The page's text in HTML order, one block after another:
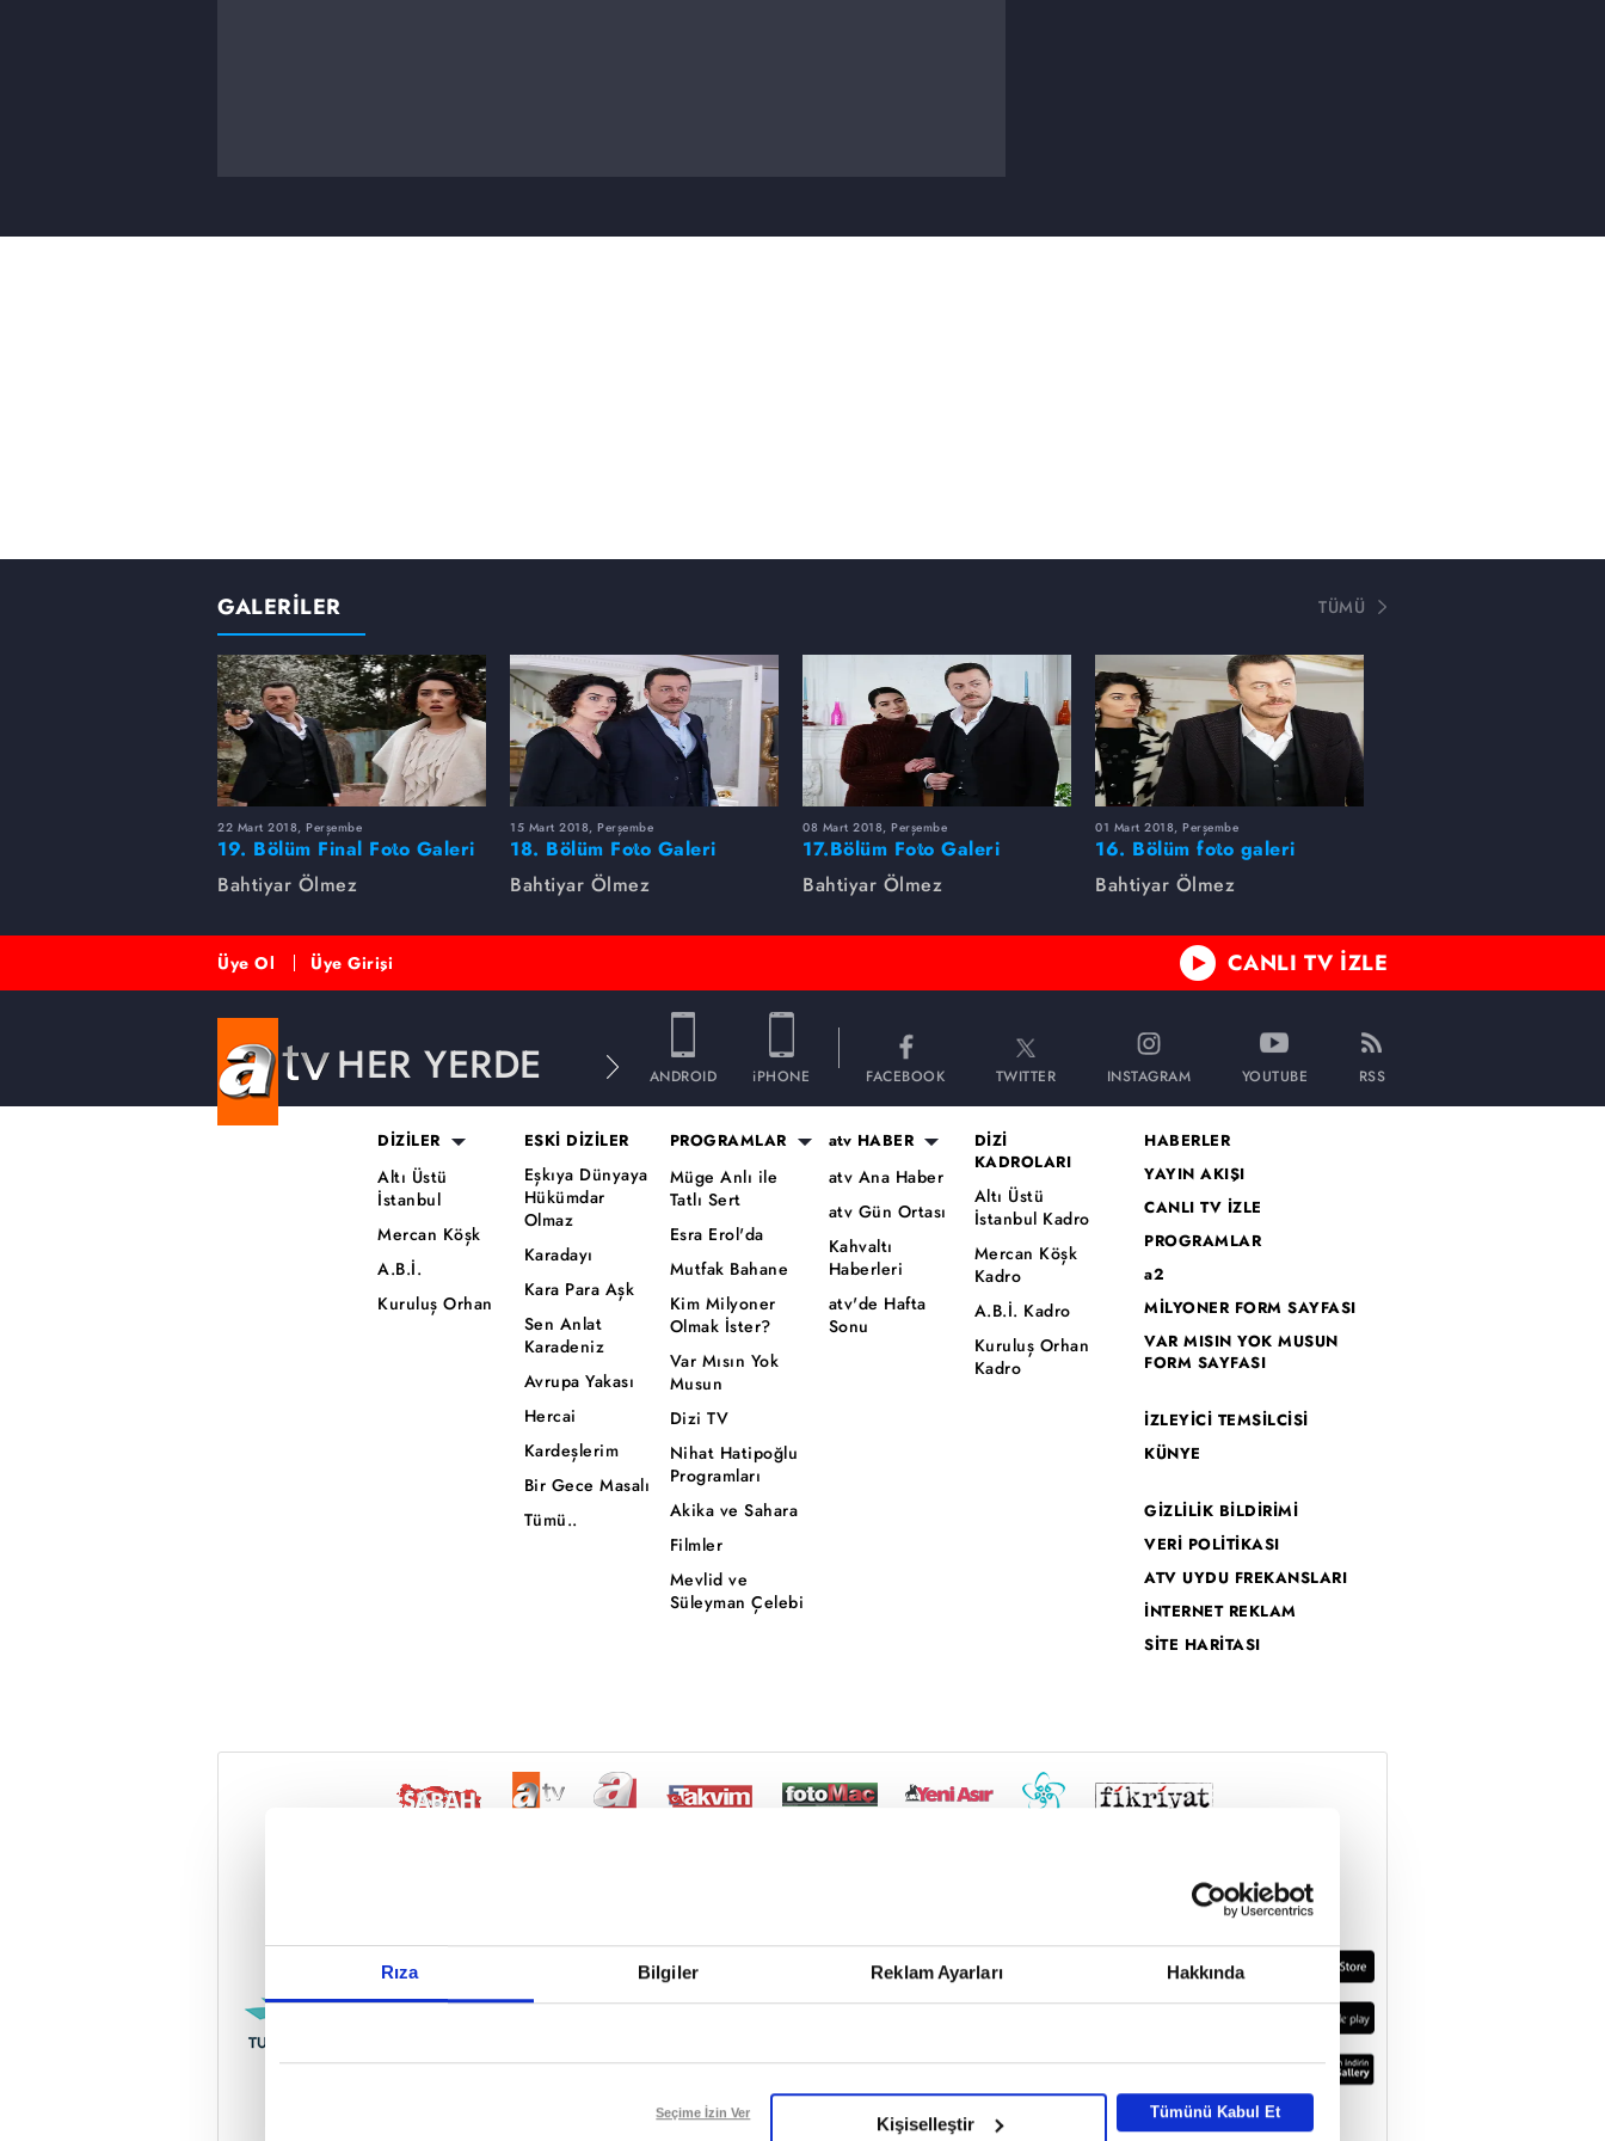
Rıza Bilgiler Reklam Ayarları Hakkında
Reddet
Seçime İzin Ver
Kişiselleştir
Tümünü Kabul Et
GALERİLER TÜMÜ
22 Mart 2018, Perşembe
19. Bölüm Final Foto Galeri
Bahtiyar Ölmez
15 Mart 2018, Perşembe
18. Bölüm Foto Galeri
Bahtiyar Ölmez
08 Mart 2018, Perşembe
17.Bölüm Foto Galeri
Bahtiyar Ölmez
01 Mart 2018, Perşembe
16. Bölüm foto galeri
Bahtiyar Ölmez
Üye Ol Üye Girişi CANLI TV İZLE
HER YERDE ANDROID iPHONE FACEBOOK TWITTER INSTAGRAM YOUTUBE RSS
DİZİLER
Altı Üstü
İstanbul
Mercan Köşk
A.B.İ.
Kuruluş Orhan
ESKİ DİZİLER
Eşkıya Dünyaya
Hükümdar
Olmaz
Karadayı
Kara Para Aşk
Sen Anlat
Karadeniz
Avrupa Yakası
Hercai
Kardeşlerim
Bir Gece Masalı
Tümü..
PROGRAMLAR
Müge Anlı ile
Tatlı Sert
Esra Erol'da
Mutfak Bahane
Kim Milyoner
Olmak İster?
Var Mısın Yok
Musun
Dizi TV
Nihat Hatipoğlu
Programları
Akika ve Sahara
Filmler
Mevlid ve
Süleyman Çelebi
atv HABER
atv Ana Haber
atv Gün Ortası
Kahvaltı
Haberleri
atv'de Hafta
Sonu
DİZİ
KADROLARI
Altı Üstü
İstanbul Kadro
Mercan Köşk
Kadro
A.B.İ. Kadro
Kuruluş Orhan
Kadro
HABERLER
YAYIN AKIŞI
CANLI TV İZLE
PROGRAMLAR
a2
MİLYONER FORM SAYFASI
VAR MISIN YOK MUSUN
FORM SAYFASI
İZLEYİCİ TEMSİLCİSİ
KÜNYE
GİZLİLİK BİLDİRİMİ
VERİ POLİTİKASI
ATV UYDU FREKANSLARI
İNTERNET REKLAM
SİTE HARİTASI